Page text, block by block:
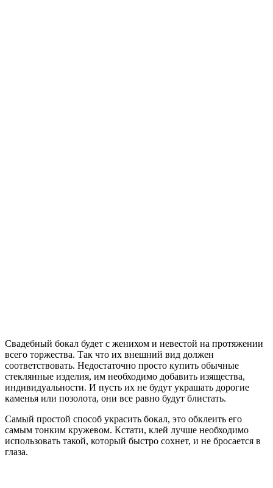
Свадебный бокал будет с женихом и невестой на протяжении
всего торжества. Так что их внешний вид должен
соответствовать. Недостаточно просто купить обычные
стеклянные изделия, им необходимо добавить изящества,
индивидуальности. И пусть их не будут украшать дорогие
каменья или позолота, они все равно будут блистать.
Самый простой способ украсить бокал, это обклеить его
самым тонким кружевом. Кстати, клей лучше необходимо
использовать такой, который быстро сохнет, и не бросается в
глаза.